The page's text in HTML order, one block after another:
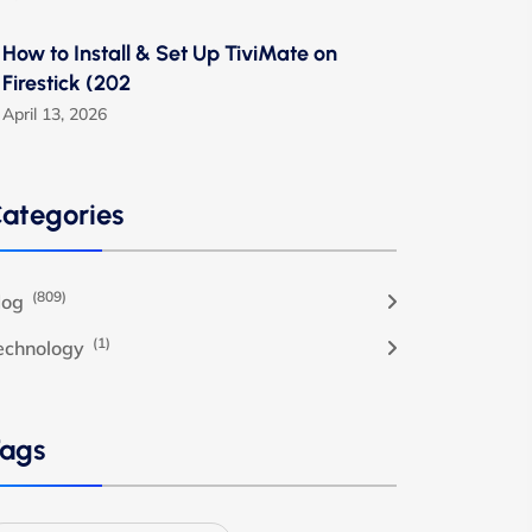
How to Install & Set Up TiviMate on
Firestick (202
April 13, 2026
(809)
(1)